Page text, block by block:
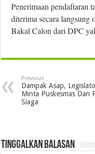
Penerimaan pendaftaran
diterima secara langsung
Bakal Calon dari DPC
Previous
Dampak Asap,
Minta Puskesmas Dan
Siaga
Tinggalkan Balasan